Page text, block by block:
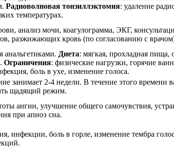
Радиоволновая тонзиллэктомия: удаление
температурах.
анализ мочи, коагулограмма, ЭКГ,
разжижающих кровь (по согласованию с
анальгетиками. Диета: мягкая, прохладная пища,
Ограничения: физические нагрузки, горячие
боль в ухе, изменение голоса.
занимает 2-4 недели. В течение этого времени
щадящий режим.
ангин, улучшение общего самочувствия,
при апноэ сна.
инфекции, боль в горле, изменение тембра